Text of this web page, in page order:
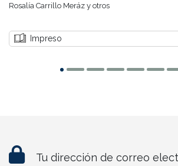
Rosalía Carrillo Meráz y otros
Impreso
Tu dirección de correo